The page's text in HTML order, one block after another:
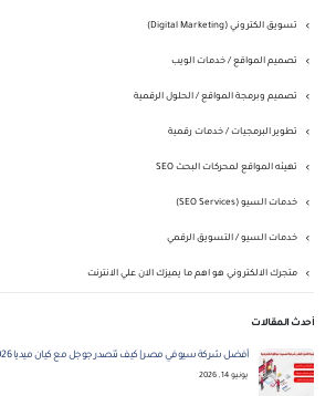
تسويق الكتروني (Digital Marketing)
تصميم المواقع / خدمات الويب
تصميم وبرمجة المواقع / الحلول الرقمية
تطوير البرمجيات / خدمات رقمية
تهيئه المواقع لمحركات البحث SEO
خدمات السيو (SEO Services)
خدمات السيو / التسويق الرقمي
متجرك الالكتروني هو اهم ما يميزك الان علي الانترنت
أحدث المقالات
أفضل شركة سيو في مصر | كيف تتصدر جوجل مع كيان ميديا 2026؟
يونيو 14, 2026